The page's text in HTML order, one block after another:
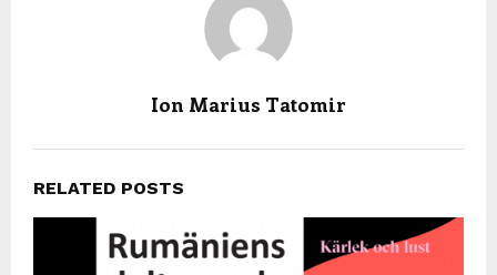
Ion Marius Tatomir
RELATED POSTS